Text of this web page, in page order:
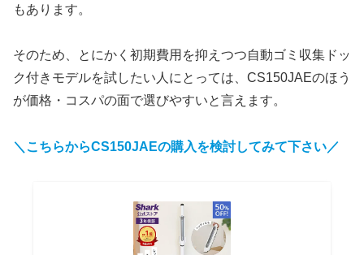
もあります。
そのため、とにかく初期費用を抑えつつ自動ゴミ収集ドッ
ク付きモデルを試したい人にとっては、CS150JAEのほう
が価格・コスパの面で選びやすいと言えます。
＼こちらからCS150JAEの購入を検討してみて下さい／